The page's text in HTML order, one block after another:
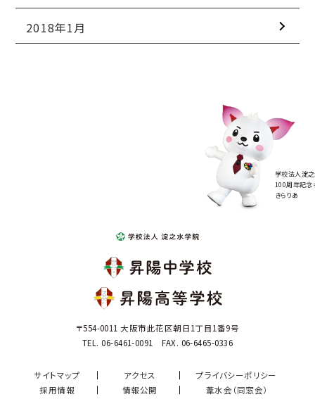
2018年1月
学校法人淀
100周年記念
きらりあ
〒554-0011 大阪市此花区朝日1丁目1番9号
TEL. 06-6461-0091 FAX. 06-6465-0336
サイトマップ アクセス
プライバシーポリシー
採用情報
情報公開
葦水会（同窓会）